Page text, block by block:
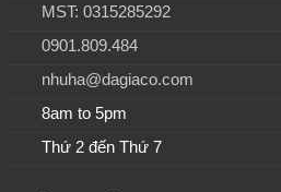
MST: 0315285292
0901.809.484
nhuha@dagiaco.com
8am to 5pm
Thứ 2 đến Thứ 7